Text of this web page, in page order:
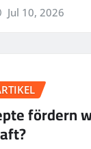
Jul 10, 2026
fördern